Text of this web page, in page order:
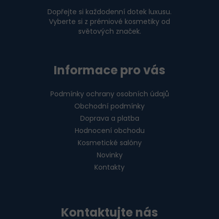
Dopřejte si každodenní dotek luxusu.
Vyberte si z prémiové kosmetiky od
světových značek.
Informace pro vás
Podmínky ochrany osobních údajů
Obchodní podmínky
Doprava a platba
Hodnocení obchodu
Kosmetické salóny
Novinky
Kontakty
Kontaktujte nás